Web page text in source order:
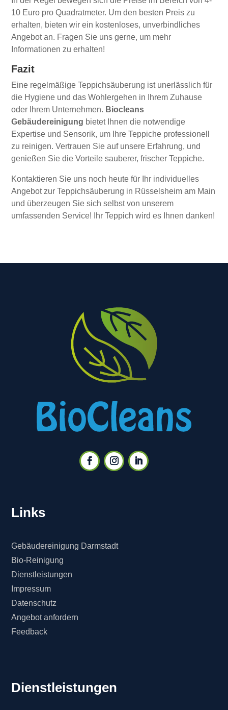
10 Euro pro Quadratmeter. Um den besten Preis zu
erhalten, bieten wir ein kostenloses, unverbindliches
Angebot an. Fragen Sie uns gerne, um mehr
Informationen zu erhalten!
Fazit
Eine regelmäßige Teppichsäuberung ist unerlässlich für
die Hygiene und das Wohlergehen in Ihrem Zuhause
oder Ihrem Unternehmen. Biocleans
Gebäudereinigung bietet Ihnen die notwendige
Expertise und Sensorik, um Ihre Teppiche professionell
zu reinigen. Vertrauen Sie auf unsere Erfahrung, und
genießen Sie die Vorteile sauberer, frischer Teppiche.
Kontaktieren Sie uns noch heute für Ihr individuelles
Angebot zur Teppichsäuberung in Rüsselsheim am Main
und überzeugen Sie sich selbst von unserem
umfassenden Service! Ihr Teppich wird es Ihnen danken!
Links
Gebäudereinigung Darmstadt
Bio-Reinigung
Dienstleistungen
Impressum
Datenschutz
Angebot anfordern
Feedback
Dienstleistungen